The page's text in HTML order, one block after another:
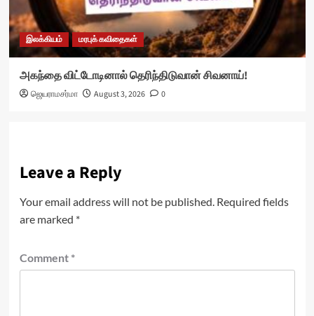
இலக்கியம் மரபுக் கவிதைகள்
அகந்தை விட்டோடினால் தெரிந்திடுவான் சிவனாய்!
ஜெயராமசர்மா August 3, 2026 0
Leave a Reply
Your email address will not be published. Required fields
are marked *
Comment *